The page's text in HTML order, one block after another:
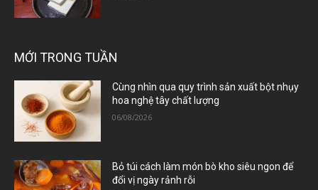
MỚI TRONG TUẦN
Cùng nhìn qua quy trình sản xuất bột nhụy
hoa nghệ tây chất lượng
06/08/2026
Bỏ túi cách làm món bò kho siêu ngon để
đổi vị ngày rảnh rỗi